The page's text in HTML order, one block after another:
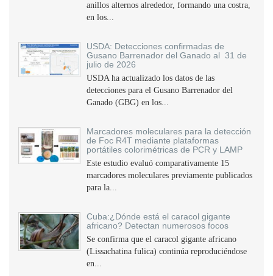
anillos alternos alrededor, formando una costra,
en los...
USDA: Detecciones confirmadas de
Gusano Barrenador del Ganado al 31 de
julio de 2026
USDA ha actualizado los datos de las
detecciones para el Gusano Barrenador del
Ganado (GBG) en los...
Marcadores moleculares para la detección
de Foc R4T mediante plataformas
portátiles colorimétricas de PCR y LAMP
Este estudio evaluó comparativamente 15
marcadores moleculares previamente publicados
para la...
Cuba:¿Dónde está el caracol gigante
africano? Detectan numerosos focos
Se confirma que el caracol gigante africano
(Lissachatina fulica) continúa reproduciéndose
en...